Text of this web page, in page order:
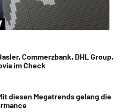
Commerzbank, DHL Group,
im Check
diesen Megatrends gelang die